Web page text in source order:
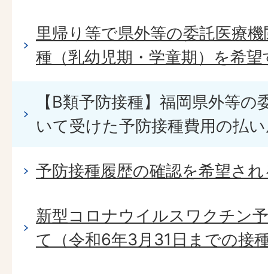
里帰り等で県外等の委託医療
種（乳幼児期・学童期）を希
【B類予防接種】福岡県外等
いて受けた予防接種費用の払
予防接種履歴の確認を希望さ
新型コロナウイルスワクチン
て（令和6年3月31日までの接